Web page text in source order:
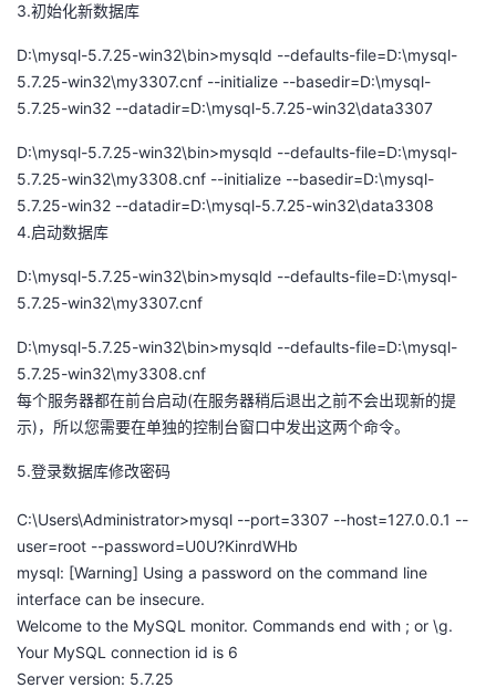
3.初始化新数据库
D:\mysql-5.7.25-win32\bin>mysqld --defaults-file=D:\mysql-
5.7.25-win32\my3307.cnf --initialize --basedir=D:\mysql-
5.7.25-win32 --datadir=D:\mysql-5.7.25-win32\data3307
D:\mysql-5.7.25-win32\bin>mysqld --defaults-file=D:\mysql-
5.7.25-win32\my3308.cnf --initialize --basedir=D:\mysql-
5.7.25-win32 --datadir=D:\mysql-5.7.25-win32\data3308
4.启动数据库
D:\mysql-5.7.25-win32\bin>mysqld --defaults-file=D:\mysql-
5.7.25-win32\my3307.cnf
D:\mysql-5.7.25-win32\bin>mysqld --defaults-file=D:\mysql-
5.7.25-win32\my3308.cnf
每个服务器都在前台启动(在服务器稍后退出之前不会出现新的提
示)，所以您需要在单独的控制台窗口中发出这两个命令。
5.登录数据库修改密码
C:\Users\Administrator>mysql --port=3307 --host=127.0.0.1 --
user=root --password=U0U?KinrdWHb
mysql: [Warning] Using a password on the command line
interface can be insecure.
Welcome to the MySQL monitor. Commands end with ; or \g.
Your MySQL connection id is 6
Server version: 5.7.25